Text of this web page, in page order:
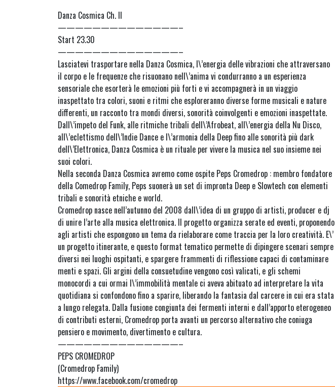
Danza Cosmica Ch. II
——————————————–
Start 23.30
——————————————–
Lasciatevi trasportare nella Danza Cosmica, l\’energia delle vibrazioni che attraversano
il corpo e le frequenze che risuonano nell\’anima vi condurranno a un esperienza
sensoriale che esorterà le emozioni più forti e vi accompagnerà in un viaggio
inaspettato tra colori, suoni e ritmi che esploreranno diverse forme musicali e nature
differenti, un racconto tra mondi diversi, sonorità coinvolgenti e emozioni inaspettate.
Dall\’impeto del Funk, alle ritmiche tribali dell\’Afrobeat, all\’energia della Nu Disco,
all\’eclettismo dell\’Indie Dance e l\’armonia della Deep fino alle sonorità più dark
dell\’Elettronica, Danza Cosmica è un rituale per vivere la musica nel suo insieme nei
suoi colori.
Nella seconda Danza Cosmica avremo come ospite Peps Cromedrop : membro fondatore
della Comedrop Family, Peps suonerà un set di impronta Deep e Slowtech con elementi
tribali e sonorità etniche e world.
Cromedrop nasce nell’autunno del 2008 dall\’idea di un gruppo di artisti, producer e dj
di unire l’arte alla musica elettronica. Il progetto organizza serate ed eventi, proponendo
agli artisti che espongono un tema da rielaborare come traccia per la loro creatività. E\’
un progetto itinerante, e questo format tematico permette di dipingere scenari sempre
diversi nei luoghi ospitanti, e spargere frammenti di riflessione capaci di contaminare
menti e spazi. Gli argini della consuetudine vengono così valicati, e gli schemi
monocordi a cui ormai l\’immobilità mentale ci aveva abituato ad interpretare la vita
quotidiana si confondono fino a sparire, liberando la fantasia dal carcere in cui era stata
a lungo relegata. Dalla fusione congiunta dei fermenti interni e dall’apporto eterogeneo
di contributi esterni, Cromedrop porta avanti un percorso alternativo che coniuga
pensiero e movimento, divertimento e cultura.
——————————————–
PEPS CROMEDROP
(Cromedrop Family)
https://www.facebook.com/cromedrop